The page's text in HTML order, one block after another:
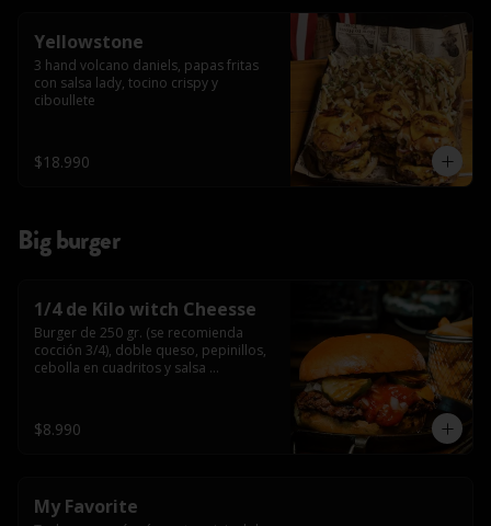
Yellowstone
3 hand volcano daniels, papas fritas
con salsa lady, tocino crispy y
ciboullete
$18.990
Big burger
1/4 de Kilo witch Cheesse
Burger de 250 gr. (se recomienda
cocción 3/4), doble queso, pepinillos,
cebolla en cuadritos y salsa
$8.990
My Favorite